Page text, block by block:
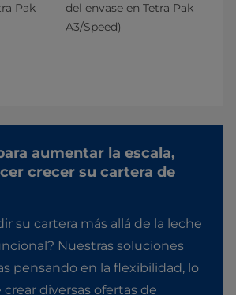
Pak
del envase en Tetra Pak
A3/Speed)
aumentar la escala,
crecer su cartera de
su cartera más allá de la leche
Nuestras soluciones
pensando en la flexibilidad, lo
diversas ofertas de